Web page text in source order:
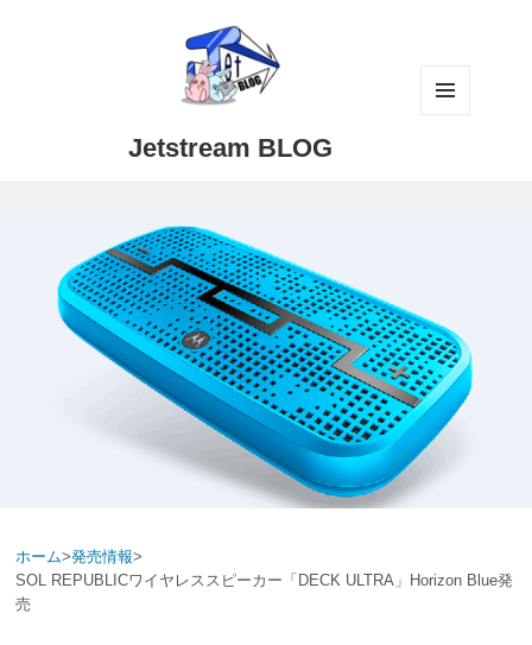
Jetstream BLOG
ホーム>発売情報>
SOL REPUBLICワイヤレススピーカー「DECK ULTRA」Horizon Blue発
売